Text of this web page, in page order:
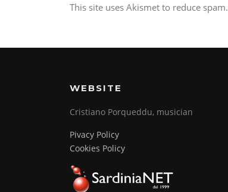
This site uses Akismet to reduce spam.
WEBSITE
Cristiano Porqueddu, musician
Pivacy Policy
Cookies Policy